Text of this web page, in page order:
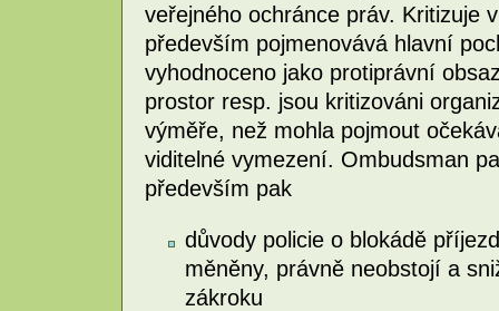
veřejného ochránce práv. Kritizuje
především pojmenovává hlavní
vyhodnoceno jako protiprávní
prostor resp. jsou kritizováni
výměře, než mohla pojmout
viditelné vymezení. Ombudsman
především pak
důvody policie o blokádě
měněny, právně neobstojí a
zákroku